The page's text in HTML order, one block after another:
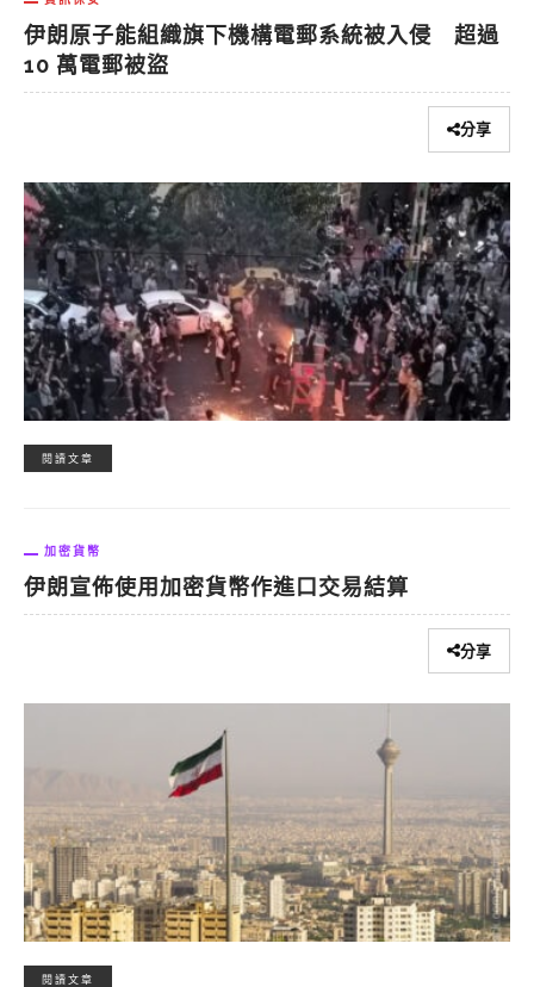
伊朗原子能組織旗下機構電郵系統被入侵 超過
10 萬電郵被盜
分享
閱讀文章
加密貨幣
伊朗宣佈使用加密貨幣作進口交易結算
分享
閱讀文章